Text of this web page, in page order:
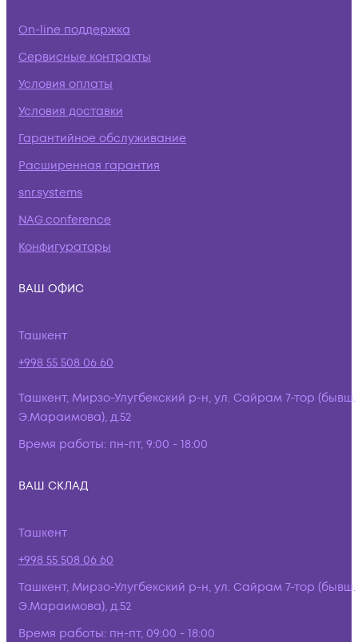
On-line поддержка
Сервисные контракты
Условия оплаты
Условия доставки
Гарантийное обслуживание
Расширенная гарантия
snr.systems
NAG.conference
Конфигураторы
ВАШ ОФИС
Ташкент
+998 55 508 06 60
Ташкент, Мирзо-Улугбекский р-н, ул. Сайрам 7-тор (бывш.
Э.Мараимова), д.52
Время работы: пн-пт, 9:00 - 18:00
ВАШ СКЛАД
Ташкент
+998 55 508 06 60
Ташкент, Мирзо-Улугбекский р-н, ул. Сайрам 7-тор (бывш.
Э.Мараимова), д.52
Время работы: пн-пт, 09:00 - 18:00